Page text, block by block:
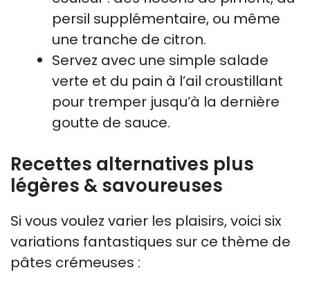
persil supplémentaire, ou même
une tranche de citron.
Servez avec une simple salade
verte et du pain à l’ail croustillant
pour tremper jusqu’à la dernière
goutte de sauce.
Recettes alternatives plus
légères & savoureuses
Si vous voulez varier les plaisirs, voici six
variations fantastiques sur ce thème de
pâtes crémeuses :